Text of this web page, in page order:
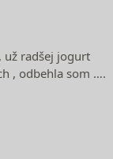
už radšej jogurt
, odbehla som ….